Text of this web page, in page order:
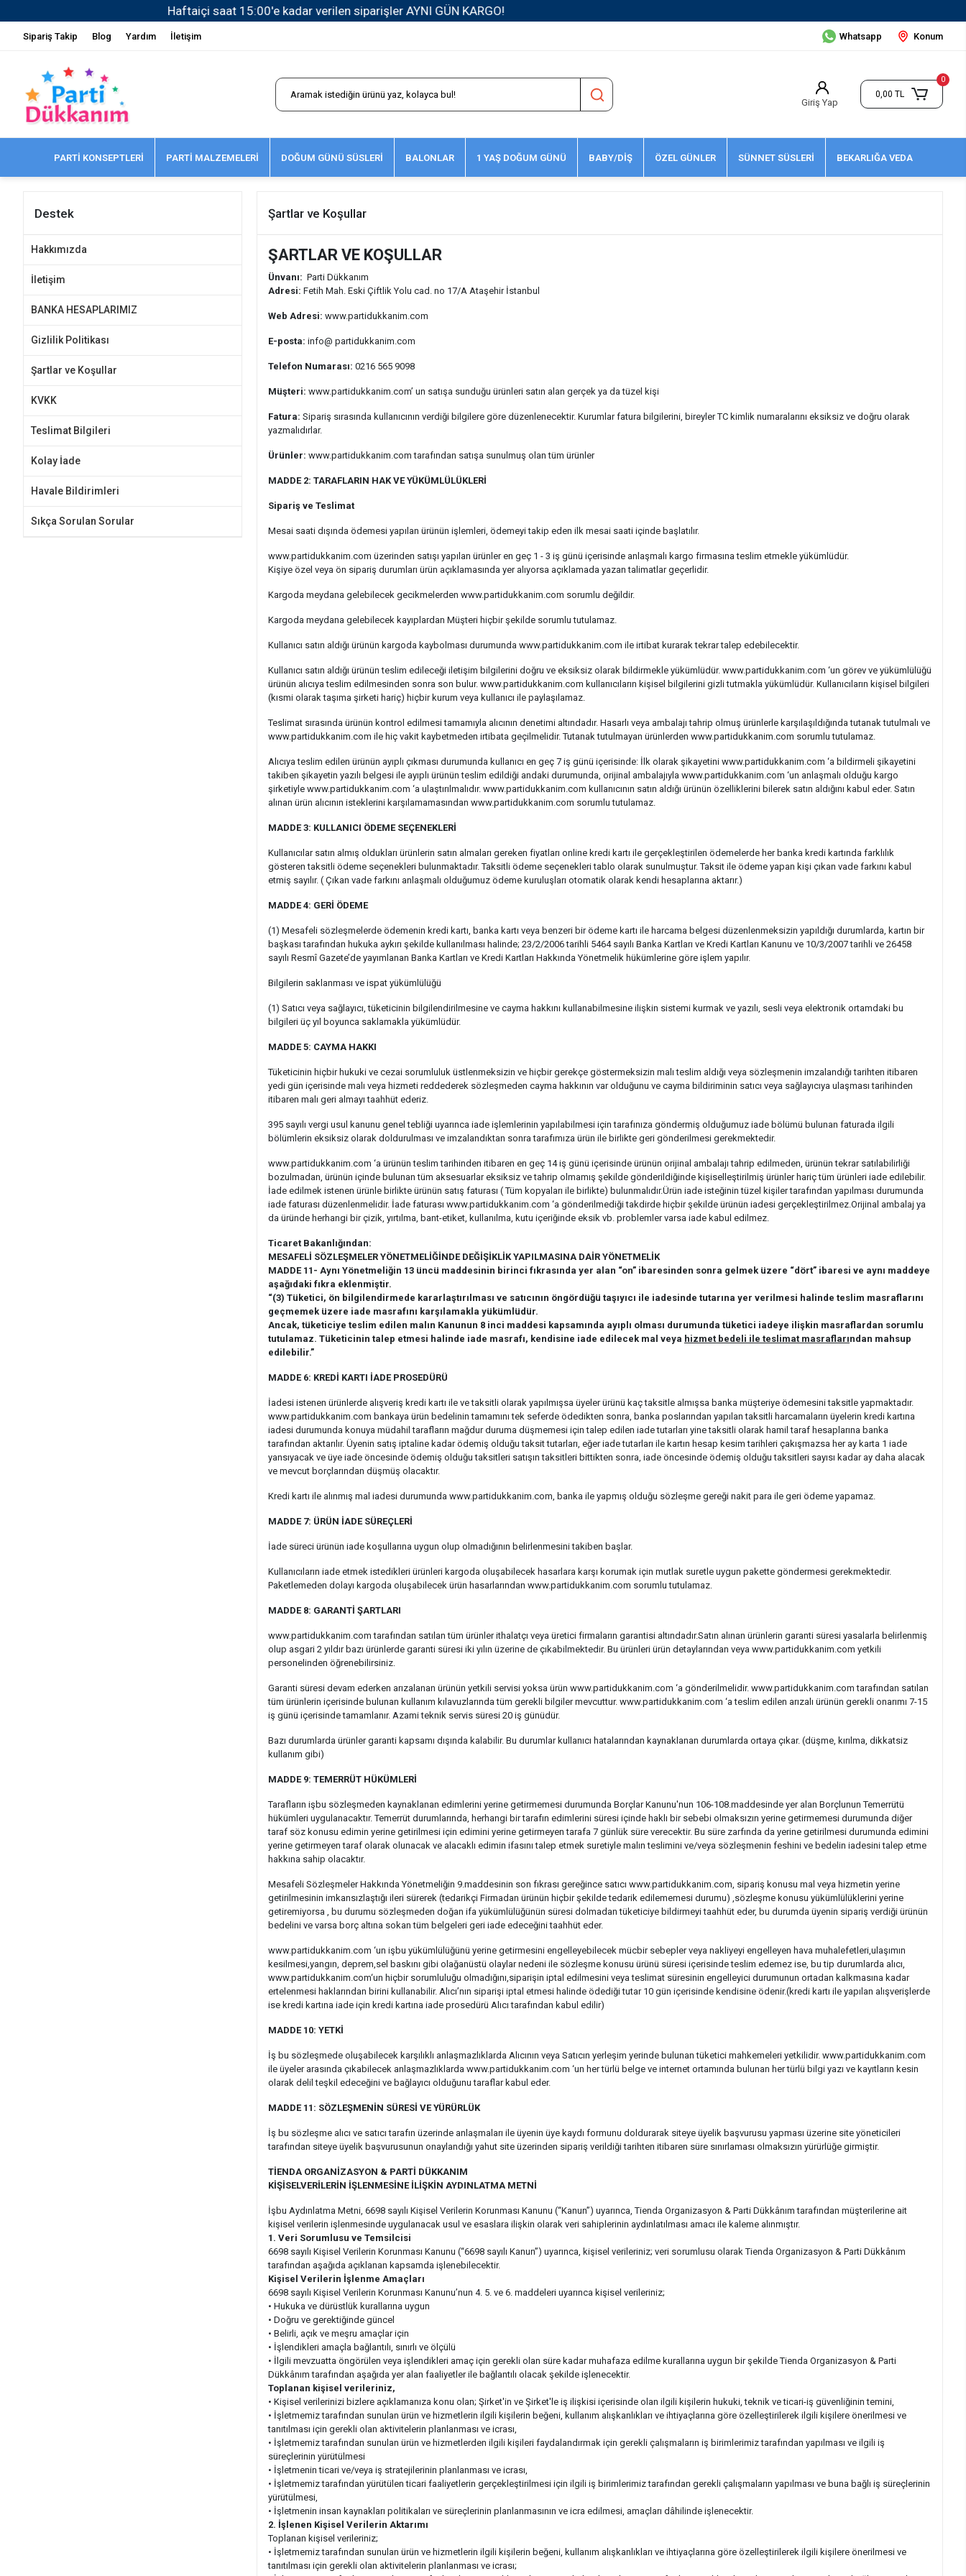
1500 TL ve Üzeri Kargo Ücretsiz!
Sipariş Takip Blog Yardım İletişim Whatsapp Konum
Giriş Yap
0
0,00 TL
PARTİ KONSEPTLERİ PARTİ MALZEMELERİ DOĞUM GÜNÜ SÜSLERİ BALONLAR 1 YAŞ DOĞUM GÜNÜ BABY/DİŞ ÖZEL GÜNLER SÜNNET SÜSLERİ BEKARLIĞA VEDA
Destek
Hakkımızda
İletişim
BANKA HESAPLARIMIZ
Gizlilik Politikası
Şartlar ve Koşullar
KVKK
Teslimat Bilgileri
Kolay İade
Havale Bildirimleri
Sıkça Sorulan Sorular
Şartlar ve Koşullar
ŞARTLAR VE KOŞULLAR
Ünvanı: Parti Dükkanım
Adresi: Fetih Mah. Eski Çiftlik Yolu cad. no 17/A Ataşehir İstanbul
Web Adresi: www.partidukkanim.com
E-posta: info@ partidukkanim.com
Telefon Numarası: 0216 565 9098
Müşteri: www.partidukkanim.com’ un satışa sunduğu ürünleri satın alan gerçek ya da tüzel kişi
Fatura: Sipariş sırasında kullanıcının verdiği bilgilere göre düzenlenecektir. Kurumlar fatura bilgilerini, bireyler TC kimlik numaralarını eksiksiz ve doğru olarak
yazmalıdırlar.
Ürünler: www.partidukkanim.com tarafından satışa sunulmuş olan tüm ürünler
MADDE 2: TARAFLARIN HAK VE YÜKÜMLÜLÜKLERİ
Sipariş ve Teslimat
Mesai saati dışında ödemesi yapılan ürünün işlemleri, ödemeyi takip eden ilk mesai saati içinde başlatılır.
www.partidukkanim.com üzerinden satışı yapılan ürünler en geç 1 - 3 iş günü içerisinde anlaşmalı kargo firmasına teslim etmekle yükümlüdür.
Kişiye özel veya ön sipariş durumları ürün açıklamasında yer alıyorsa açıklamada yazan talimatlar geçerlidir.
Kargoda meydana gelebilecek gecikmelerden www.partidukkanim.com sorumlu değildir.
Kargoda meydana gelebilecek kayıplardan Müşteri hiçbir şekilde sorumlu tutulamaz.
Kullanıcı satın aldığı ürünün kargoda kaybolması durumunda www.partidukkanim.com ile irtibat kurarak tekrar talep edebilecektir.
Kullanıcı satın aldığı ürünün teslim edileceği iletişim bilgilerini doğru ve eksiksiz olarak bildirmekle yükümlüdür. www.partidukkanim.com ‘un görev ve yükümlülüğü
ürünün alıcıya teslim edilmesinden sonra son bulur. www.partidukkanim.com kullanıcıların kişisel bilgilerini gizli tutmakla yükümlüdür. Kullanıcıların kişisel bilgileri
(kısmi olarak taşıma şirketi hariç) hiçbir kurum veya kullanıcı ile paylaşılamaz.
Teslimat sırasında ürünün kontrol edilmesi tamamıyla alıcının denetimi altındadır. Hasarlı veya ambalajı tahrip olmuş ürünlerle karşılaşıldığında tutanak tutulmalı ve
www.partidukkanim.com ile hiç vakit kaybetmeden irtibata geçilmelidir. Tutanak tutulmayan ürünlerden www.partidukkanim.com sorumlu tutulamaz.
Alıcıya teslim edilen ürünün ayıplı çıkması durumunda kullanıcı en geç 7 iş günü içerisinde: İlk olarak şikayetini www.partidukkanim.com ‘a bildirmeli şikayetini
takiben şikayetin yazılı belgesi ile ayıplı ürünün teslim edildiği andaki durumunda, orijinal ambalajıyla www.partidukkanim.com ‘un anlaşmalı olduğu kargo
şirketiyle www.partidukkanim.com ‘a ulaştırılmalıdır. www.partidukkanim.com kullanıcının satın aldığı ürünün özelliklerini bilerek satın aldığını kabul eder. Satın
alınan ürün alıcının isteklerini karşılamamasından www.partidukkanim.com sorumlu tutulamaz.
MADDE 3: KULLANICI ÖDEME SEÇENEKLERİ
Kullanıcılar satın almış oldukları ürünlerin satın almaları gereken fiyatları online kredi kartı ile gerçekleştirilen ödemelerde her banka kredi kartında farklılık
gösteren taksitli ödeme seçenekleri bulunmaktadır. Taksitli ödeme seçenekleri tablo olarak sunulmuştur. Taksit ile ödeme yapan kişi çıkan vade farkını kabul
etmiş sayılır. ( Çıkan vade farkını anlaşmalı olduğumuz ödeme kuruluşları otomatik olarak kendi hesaplarına aktarır.)
MADDE 4: GERİ ÖDEME
(1) Mesafeli sözleşmelerde ödemenin kredi kartı, banka kartı veya benzeri bir ödeme kartı ile harcama belgesi düzenlenmeksizin yapıldığı durumlarda, kartın bir
başkası tarafından hukuka aykırı şekilde kullanılması halinde; 23/2/2006 tarihli 5464 sayılı Banka Kartları ve Kredi Kartları Kanunu ve 10/3/2007 tarihli ve 26458
sayılı Resmî Gazete’de yayımlanan Banka Kartları ve Kredi Kartları Hakkında Yönetmelik hükümlerine göre işlem yapılır.
Bilgilerin saklanması ve ispat yükümlülüğü
(1) Satıcı veya sağlayıcı, tüketicinin bilgilendirilmesine ve cayma hakkını kullanabilmesine ilişkin sistemi kurmak ve yazılı, sesli veya elektronik ortamdaki bu
bilgileri üç yıl boyunca saklamakla yükümlüdür.
MADDE 5: CAYMA HAKKI
Tüketicinin hiçbir hukuki ve cezai sorumluluk üstlenmeksizin ve hiçbir gerekçe göstermeksizin malı teslim aldığı veya sözleşmenin imzalandığı tarihten itibaren
yedi gün içerisinde malı veya hizmeti reddederek sözleşmeden cayma hakkının var olduğunu ve cayma bildiriminin satıcı veya sağlayıcıya ulaşması tarihinden
itibaren malı geri almayı taahhüt ederiz.
395 sayılı vergi usul kanunu genel tebliği uyarınca iade işlemlerinin yapılabilmesi için tarafınıza göndermiş olduğumuz iade bölümü bulunan faturada ilgili
bölümlerin eksiksiz olarak doldurulması ve imzalandıktan sonra tarafımıza ürün ile birlikte geri gönderilmesi gerekmektedir.
www.partidukkanim.com ‘a ürünün teslim tarihinden itibaren en geç 14 iş günü içerisinde ürünün orijinal ambalajı tahrip edilmeden, ürünün tekrar satılabilirliği
bozulmadan, ürünün içinde bulunan tüm aksesuarlar eksiksiz ve tahrip olmamış şekilde gönderildiğinde kişiselleştirilmiş ürünler hariç tüm ürünleri iade edilebilir.
İade edilmek istenen ürünle birlikte ürünün satış faturası ( Tüm kopyaları ile birlikte) bulunmalıdır.Ürün iade isteğinin tüzel kişiler tarafından yapılması durumunda
iade faturası düzenlenmelidir. İade faturası www.partidukkanim.com ‘a gönderilmediği takdirde hiçbir şekilde ürünün iadesi gerçekleştirilmez.Orijinal ambalaj ya
da üründe herhangi bir çizik, yırtılma, bant-etiket, kullanılma, kutu içeriğinde eksik vb. problemler varsa iade kabul edilmez.
Ticaret Bakanlığından:
MESAFELİ SÖZLEŞMELER YÖNETMELİĞİNDE DEĞİŞİKLİK YAPILMASINA DAİR YÖNETMELİK
MADDE 11- Aynı Yönetmeliğin 13 üncü maddesinin birinci fıkrasında yer alan “on” ibaresinden sonra gelmek üzere “dört” ibaresi ve aynı maddeye
aşağıdaki fıkra eklenmiştir.
“(3) Tüketici, ön bilgilendirmede kararlaştırılması ve satıcının öngördüğü taşıyıcı ile iadesinde tutarına yer verilmesi halinde teslim masraflarını
geçmemek üzere iade masrafını karşılamakla yükümlüdür.
Ancak, tüketiciye teslim edilen malın Kanunun 8 inci maddesi kapsamında ayıplı olması durumunda tüketici iadeye ilişkin masraflardan sorumlu
tutulamaz. Tüketicinin talep etmesi halinde iade masrafı, kendisine iade edilecek mal veya hizmet bedeli ile teslimat masraflarından mahsup
edilebilir.”
MADDE 6: KREDİ KARTI İADE PROSEDÜRÜ
İadesi istenen ürünlerde alışveriş kredi kartı ile ve taksitli olarak yapılmışsa üyeler ürünü kaç taksitle almışsa banka müşteriye ödemesini taksitle yapmaktadır.
www.partidukkanim.com bankaya ürün bedelinin tamamını tek seferde ödedikten sonra, banka poslarından yapılan taksitli harcamaların üyelerin kredi kartına
iadesi durumunda konuya müdahil tarafların mağdur duruma düşmemesi için talep edilen iade tutarları yine taksitli olarak hamil taraf hesaplarına banka
tarafından aktarılır. Üyenin satış iptaline kadar ödemiş olduğu taksit tutarları, eğer iade tutarları ile kartın hesap kesim tarihleri çakışmazsa her ay karta 1 iade
yansıyacak ve üye iade öncesinde ödemiş olduğu taksitleri satışın taksitleri bittikten sonra, iade öncesinde ödemiş olduğu taksitleri sayısı kadar ay daha alacak
ve mevcut borçlarından düşmüş olacaktır.
Kredi kartı ile alınmış mal iadesi durumunda www.partidukkanim.com, banka ile yapmış olduğu sözleşme gereği nakit para ile geri ödeme yapamaz.
MADDE 7: ÜRÜN İADE SÜREÇLERİ
İade süreci ürünün iade koşullarına uygun olup olmadığının belirlenmesini takiben başlar.
Kullanıcıların iade etmek istedikleri ürünleri kargoda oluşabilecek hasarlara karşı korumak için mutlak suretle uygun pakette göndermesi gerekmektedir.
Paketlemeden dolayı kargoda oluşabilecek ürün hasarlarından www.partidukkanim.com sorumlu tutulamaz.
MADDE 8: GARANTİ ŞARTLARI
www.partidukkanim.com tarafından satılan tüm ürünler ithalatçı veya üretici firmaların garantisi altındadır.Satın alınan ürünlerin garanti süresi yasalarla belirlenmiş
olup asgari 2 yıldır bazı ürünlerde garanti süresi iki yılın üzerine de çıkabilmektedir. Bu ürünleri ürün detaylarından veya www.partidukkanim.com yetkili
personelinden öğrenebilirsiniz.
Garanti süresi devam ederken arızalanan ürünün yetkili servisi yoksa ürün www.partidukkanim.com ‘a gönderilmelidir. www.partidukkanim.com tarafından satılan
tüm ürünlerin içerisinde bulunan kullanım kılavuzlarında tüm gerekli bilgiler mevcuttur. www.partidukkanim.com ‘a teslim edilen arızalı ürünün gerekli onarımı 7-15
iş günü içerisinde tamamlanır. Azami teknik servis süresi 20 iş günüdür.
Bazı durumlarda ürünler garanti kapsamı dışında kalabilir. Bu durumlar kullanıcı hatalarından kaynaklanan durumlarda ortaya çıkar. (düşme, kırılma, dikkatsiz
kullanım gibi)
MADDE 9: TEMERRÜT HÜKÜMLERİ
Tarafların işbu sözleşmeden kaynaklanan edimlerini yerine getirmemesi durumunda Borçlar Kanunu'nun 106-108.maddesinde yer alan Borçlunun Temerrütü
hükümleri uygulanacaktır. Temerrüt durumlarında, herhangi bir tarafın edimlerini süresi içinde haklı bir sebebi olmaksızın yerine getirmemesi durumunda diğer
taraf söz konusu edimin yerine getirilmesi için edimini yerine getirmeyen tarafa 7 günlük süre verecektir. Bu süre zarfında da yerine getirilmesi durumunda edimini
yerine getirmeyen taraf olarak olunacak ve alacaklı edimin ifasını talep etmek suretiyle malın teslimini ve/veya sözleşmenin feshini ve bedelin iadesini talep etme
hakkına sahip olacaktır.
Mesafeli Sözleşmeler Hakkında Yönetmeliğin 9.maddesinin son fıkrası gereğince satıcı www.partidukkanim.com, sipariş konusu mal veya hizmetin yerine
getirilmesinin imkansızlaştığı ileri sürerek (tedarikçi Firmadan ürünün hiçbir şekilde tedarik edilememesi durumu) ,sözleşme konusu yükümlülüklerini yerine
getiremiyorsa , bu durumu sözleşmeden doğan ifa yükümlülüğünün süresi dolmadan tüketiciye bildirmeyi taahhüt eder, bu durumda üyenin sipariş verdiği ürünün
bedelini ve varsa borç altına sokan tüm belgeleri geri iade edeceğini taahhüt eder.
www.partidukkanim.com ‘un işbu yükümlülüğünü yerine getirmesini engelleyebilecek mücbir sebepler veya nakliyeyi engelleyen hava muhalefetleri,ulaşımın
kesilmesi,yangın, deprem,sel baskını gibi olağanüstü olaylar nedeni ile sözleşme konusu ürünü süresi içerisinde teslim edemez ise, bu tip durumlarda alıcı,
www.partidukkanim.com‘un hiçbir sorumluluğu olmadığını,siparişin iptal edilmesini veya teslimat süresinin engelleyici durumunun ortadan kalkmasına kadar
ertelenmesi haklarından birini kullanabilir. Alıcı’nın siparişi iptal etmesi halinde ödediği tutar 10 gün içerisinde kendisine ödenir.(kredi kartı ile yapılan alışverişlerde
ise kredi kartına iade için kredi kartına iade prosedürü Alıcı tarafından kabul edilir)
MADDE 10: YETKİ
İş bu sözleşmede oluşabilecek karşılıklı anlaşmazlıklarda Alıcının veya Satıcın yerleşim yerinde bulunan tüketici mahkemeleri yetkilidir. www.partidukkanim.com
ile üyeler arasında çıkabilecek anlaşmazlıklarda www.partidukkanim.com ‘un her türlü belge ve internet ortamında bulunan her türlü bilgi yazı ve kayıtların kesin
olarak delil teşkil edeceğini ve bağlayıcı olduğunu taraflar kabul eder.
MADDE 11: SÖZLEŞMENİN SÜRESİ VE YÜRÜRLÜK
İş bu sözleşme alıcı ve satıcı tarafın üzerinde anlaşmaları ile üyenin üye kaydı formunu doldurarak siteye üyelik başvurusu yapması üzerine site yöneticileri
tarafından siteye üyelik başvurusunun onaylandığı yahut site üzerinden sipariş verildiği tarihten itibaren süre sınırlaması olmaksızın yürürlüğe girmiştir.
TİENDA ORGANİZASYON & PARTİ DÜKKANIM
KİŞİSELVERİLERİN İŞLENMESİNE İLİŞKİN AYDINLATMA METNİ
İşbu Aydınlatma Metni, 6698 sayılı Kişisel Verilerin Korunması Kanunu (“Kanun”) uyarınca, Tienda Organizasyon & Parti Dükkânım tarafından müşterilerine ait
kişisel verilerin işlenmesinde uygulanacak usul ve esaslara ilişkin olarak veri sahiplerinin aydınlatılması amacı ile kaleme alınmıştır.
1. Veri Sorumlusu ve Temsilcisi
6698 sayılı Kişisel Verilerin Korunması Kanunu (“6698 sayılı Kanun”) uyarınca, kişisel verileriniz; veri sorumlusu olarak Tienda Organizasyon & Parti Dükkânım
tarafından aşağıda açıklanan kapsamda işlenebilecektir.
Kişisel Verilerin İşlenme Amaçları
6698 sayılı Kişisel Verilerin Korunması Kanunu’nun 4. 5. ve 6. maddeleri uyarınca kişisel verileriniz;
• Hukuka ve dürüstlük kurallarına uygun
• Doğru ve gerektiğinde güncel
• Belirli, açık ve meşru amaçlar için
• İşlendikleri amaçla bağlantılı, sınırlı ve ölçülü
• İlgili mevzuatta öngörülen veya işlendikleri amaç için gerekli olan süre kadar muhafaza edilme kurallarına uygun bir şekilde Tienda Organizasyon & Parti
Dükkânım tarafından aşağıda yer alan faaliyetler ile bağlantılı olacak şekilde işlenecektir.
Toplanan kişisel verileriniz,
• Kişisel verilerinizi bizlere açıklamanıza konu olan; Şirket'in ve Şirket'le iş ilişkisi içerisinde olan ilgili kişilerin hukuki, teknik ve ticari-iş güvenliğinin temini,
• İşletmemiz tarafından sunulan ürün ve hizmetlerin ilgili kişilerin beğeni, kullanım alışkanlıkları ve ihtiyaçlarına göre özelleştirilerek ilgili kişilere önerilmesi ve
tanıtılması için gerekli olan aktivitelerin planlanması ve icrası,
• İşletmemiz tarafından sunulan ürün ve hizmetlerden ilgili kişileri faydalandırmak için gerekli çalışmaların iş birimlerimiz tarafından yapılması ve ilgili iş
süreçlerinin yürütülmesi
• İşletmenin ticari ve/veya iş stratejilerinin planlanması ve icrası,
• İşletmemiz tarafından yürütülen ticari faaliyetlerin gerçekleştirilmesi için ilgili iş birimlerimiz tarafından gerekli çalışmaların yapılması ve buna bağlı iş süreçlerinin
yürütülmesi,
• İşletmenin insan kaynakları politikaları ve süreçlerinin planlanmasının ve icra edilmesi, amaçları dâhilinde işlenecektir.
2. İşlenen Kişisel Verilerin Aktarımı
Toplanan kişisel verileriniz;
• İşletmemiz tarafından sunulan ürün ve hizmetlerin ilgili kişilerin beğeni, kullanım alışkanlıkları ve ihtiyaçlarına göre özelleştirilerek ilgili kişilere önerilmesi ve
tanıtılması için gerekli olan aktivitelerin planlanması ve icrası;